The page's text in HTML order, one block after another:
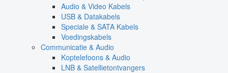
Audio & Video Kabels
USB & Datakabels
Speciale & SATA Kabels
Voedingskabels
Communicatie & Audio
Koptelefoons & Audio
LNB & Satellietontvangers